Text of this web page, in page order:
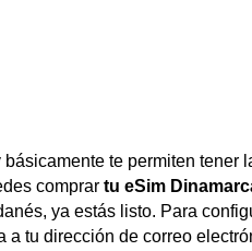
te permiten tener
comprar tu eSim
ya estás listo. Para
a tu dirección de correo